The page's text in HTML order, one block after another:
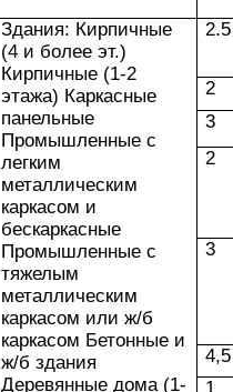
Здания: Кирпичные
(4 и более эт.)
Кирпичные (1-2
этажа) Каркасные
панельные
Промышленные с
легким
металлическим
каркасом и
бескаркасные
Промышленные с
тяжелым
металлическим
каркасом или ж/б
каркасом Бетонные и
ж/б здания
Деревянные дома (1-
2.5
2
3
2
3
4,5